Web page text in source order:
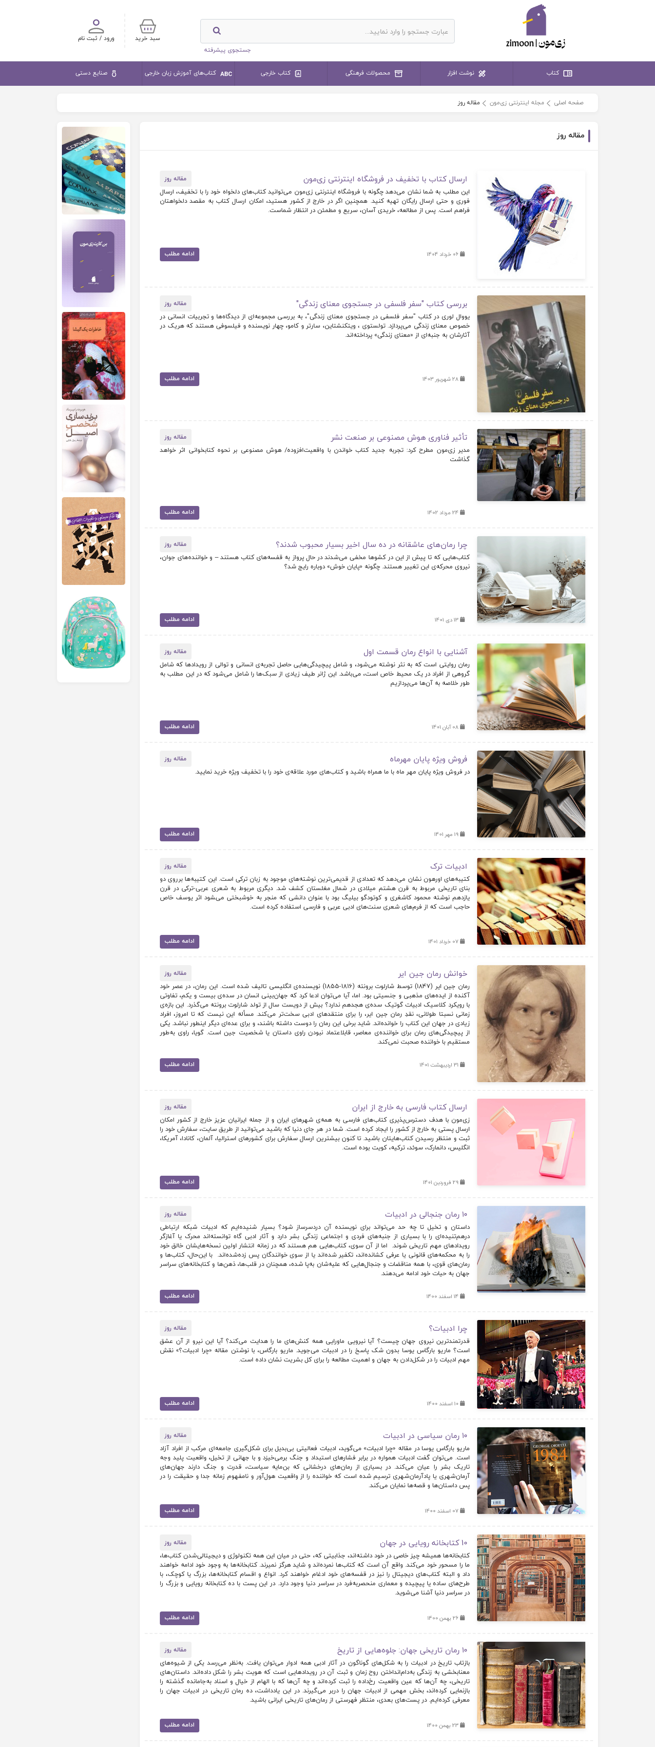
جستجوی پیشرفته
ورود / ثبت نام سبد خرید
کتاب نوشت افزار محصولات فرهنگی کتاب خارجی کتاب‌های آموزش زبان خارجی صنایع دستی
صفحه اصلی مجله اینترنتی زی‌مون مقاله روز
مقاله روز
ارسال کتاب با تخفیف در فروشگاه اینترنتی زی‌مون مقاله روز
این مطلب به شما نشان می‌دهد چگونه با فروشگاه اینترنتی زی‌مون می‌توانید کتاب‌های دلخواه خود را با تخفیف، ارسال
فوری و حتی ارسال رایگان تهیه کنید. همچنین اگر در خارج از کشور هستید، امکان ارسال کتاب به مقصد دلخواهتان
فراهم است. پس از مطالعه، خریدی آسان، سریع و مطمئن در انتظار شماست.
06 خرداد 1404 ادامه مطلب
بررسی کتاب "سفر فلسفی در جستجوی معنای زندگی" مقاله روز
یووال لوری در کتاب "سفر فلسفی در جستجوی معنای زندگی"، به بررسی مجموعه‌ای از دیدگاه‌ها و تجربیات انسانی در
خصوص معنای زندگی می‌پردازد. تولستوی ، ویتکنشتاین، سارتر و کامو، چهار نویسنده و فیلسوفی هستند که هریک در
آثارشان به جنبه‌ای از «معنای زندگی» پرداخته‌اند.
28 شهریور 1403 ادامه مطلب
تأثیر فناوری هوش مصنوعی بر صنعت نشر مقاله روز
مدیر زی‌مون مطرح کرد: تجربه جدید کتاب خواندن با واقعیت‌افزوده/ هوش مصنوعی بر نحوه کتابخوانی اثر خواهد
گذاشت
24 مرداد 1402 ادامه مطلب
چرا رمان‌­های عاشقانه در ده سال اخیر بسیار محبوب شدند؟ مقاله روز
کتاب­‌هایی که تا پیش از این در کشوها مخفی می­‌شدند در حال پرواز به قفسه­‌های کتاب هستند – و خواننده‌­های جوان،
نیروی محرکه‌­ی این تغییر هستند. چگونه «پایان خوش» دوباره رایج شد؟
13 دی 1401 ادامه مطلب
آشنایی با انواع رمان قسمت اول مقاله روز
رمان روایتی است که به نثر نوشته می‌شود، و شامل پیچیدگی‌هایی حاصل تجربه‌ی انسانی و توالی از رویدادها که شامل
گروهی از افراد در یک محیط خاص است، می‌باشد. این ژانر طیف زیادی از سبک‌ها را شامل می‌شود که در این مطلب به
طور خلاصه به آن‌ها می‌پردازیم
08 آبان 1401 ادامه مطلب
فروش ویژه پایان مهرماه مقاله روز
در فروش ویژه پایان مهر ماه با ما همراه باشید و کتاب‌های مورد علاقه‌ی خود را با تخفیف ویژه خرید نمایید.
19 مهر 1401 ادامه مطلب
ادبیات ترک مقاله روز
کتیبه‌های اورهون نشان می‌دهد که تعدادی از قدیمی‌ترین نوشته‌های موجود به زبان ترکی است. این کتیبه‌ها برروی دو
بنای تاریخی مربوط به قرن هشتم میلادی در شمال مغلستان کشف شد. دیگری مربوط به شعری عربی-ترکی در قرن
یازدهم نوشته محمود کاشغری و کوتودگو بیلیگ بود با عنوان دانشی که منجر به خوشبختی می‌‍شود اثر یوسف خاص
حاجب است که از فرم‌های شعری سنت‌های ادبی عربی و فارسی استفاده کرده است.
07 خرداد 1401 ادامه مطلب
خوانش رمان­ جین ایر مقاله روز
رمان جین ایر (1847) توسط شارلوت برونته (1816-1855) نویسنده‌­ی انگلیسی تالیف شده است. این رمان، در عصر خود
آکنده از ایده­‌های مذهبی و جنسیتی بود. اما، آیا می­‌توان ادعا کرد که جهان‌­بینی انسان در سده‌­ی بیست و یکم، تفاوتی
با رویکرد کلاسیک ادبیات گوتیک سده­‌ی هجدهم ندارد؟ بیش از دویست سال از تولد شارلوت برونته می­‌گذرد. این بازه‌­ی
زمانی نسبتا طولانی، نقدِ رمان جین ایر، را برای منتقدهای ادبی سخت‌­تر می‌­کند. مسأله این نیست که تا امروز، افراد
زیادی در جهان این کتاب را خوانده‌­اند. شاید برخی این رمان را دوست داشته باشند، و برای عده‌­ای دیگر این­طور نباشد. یکی
از پیچیدگی‌­های رمان برای خواننده­‌ی­ معاصر، قابل­اعتماد نبودن راوی داستان یا شخصیت جین است. گویا، راوی به‌­طور
مستقیم با خواننده صحبت نمی‌­کند.
31 اردیبهشت 1401 ادامه مطلب
ارسال کتاب فارسی به خارج از ایران مقاله روز
زی‌مون با هدف دسترس‌پذیری کتاب‌های فارسی به همه‌ی شهرهای ایران و از جمله ایرانیان عزیز خارج از کشور امکان
ارسال پستی به خارج از کشور را ایجاد کرده است. شما در هر جای دنیا که باشید می‌توانید از طریق سایت، سفارش خود را
ثبت و منتظر رسیدن کتاب‌هایتان باشید. تا کنون بیشترین ارسال سفارش برای کشورهای استرالیا، آلمان، کانادا، آمریکا،
انگلیس، دانمارک، سوئد، ترکیه، کویت بوده است.
29 فروردین 1401 ادامه مطلب
۱۰ رمان جنجالی در ادبیات مقاله روز
داستان و تخیل تا چه حد می‌تواند برای نویسنده آن دردسرساز شود؟ بسیار شنیده‌ایم که ادبیات شبکه ارتباطی
درهم‌تنیده‌ای را با بسیاری از جنبه‌های فردی و اجتماعی زندگی بشر دارد و آثار ادبی گاه توانسته‌اند محرک یا آغازگر
رویدادهای مهم تاریخی شوند. اما از آن سوی، کتاب‌هایی هم هستند که در زمانه انتشار اولین نسخه‌هایشان خالق خود
را به محکمه‌های قانونی یا عرفی کشانده‌اند، تکفیر شده‌اند یا از سوی خوانندگان پس زده‌شده‌اند. با این‌حال، کتاب‌ها و
رمان‌های قوی، با همه مناقضات و جنجال‌هایی که علیه‌شان به‌پا شده، همچنان در قلب‌ها، ذهن‌ها و کتابخانه‌های سراسر
جهان به حیات خود ادامه می‌دهند.
14 اسفند 1400 ادامه مطلب
چرا ادبیات؟ مقاله روز
قدرتمندترین نیروی جهان چیست؟ آیا نیرویی ماورایی همه کنش‌های ما را هدایت می‌کند؟ آیا این نیرو از آن عشق
است؟ ماریو بارگاس یوسا بدون شک پاسخ را در ادبیات می‌جوید. ماریو بارگاس، با نوشتن مقاله «چرا ادبیات؟» نقش
مهم ادبیات را در شکل‌دادن به جهان و اهمیت مطالعه را برای کل بشریت نشان داده است.
10 اسفند 1400 ادامه مطلب
۱۰ رمان سیاسی در ادبیات مقاله روز
ماریو بارگاس یوسا در مقاله «چرا ادبیات» می‌گوید، ادبیات فعالیتی بی‌بدیل برای شکل‌گیری جامعه‌ای مرکب از افراد آزاد
است. می‌توان گفت ادبیات همواره در برابر فشارهای استبداد و جنگ برمی‌خیزد و با جهانی از تخیل، واقعیت پلید وجه
تاریک بشر را عیان می‌کند. در بسیاری از رمان‌های درخشانی که بن‌مایه سیاست، قدرت و جنگ دارند جهان‌های
آرمان‌شهری یا پادآرمان‌شهری ترسیم شده است که خواننده را از واقعیت هول‌آور و نامفهوم زمانه جدا و حقیقت را در
پس داستان‌ها و قصه‌ها نمایان می‌کند.
07 اسفند 1400 ادامه مطلب
10 کتابخانه‌ رویایی در جهان مقاله روز
کتابخانه‌ها همیشه چیز خاصی در خود داشته‌اند، جذابیتی که، حتی در میان این همه تکنولوژی و دیجیتالی‌شدن کتاب‌ها،
ما را مسحور خود می‌کند. واقع آن است که کتاب‌ها نمرده‌اند و شاید هرگز نمیرند. کتابخانه‌ها به وجود خود ادامه خواهند
داد و البته کتاب‌های دیجیتال را نیز در قفسه‌های خود ادغام خواهند کرد. انواع و اقسام کتابخانه‌ها، بزرگ یا کوچک، با
طرح‌های ساده یا پیچیده و معماری منحصر‌به‌فرد در سراسر دنیا وجود دارد. در این پست با ده کتابخانه رویایی و بزرگ را
در سراسر دنیا آشنا می‌شوید.
26 بهمن 1400 ادامه مطلب
۱۰ رمان‌ تاریخی جهان: جلوه‌هایی از تاریخ مقاله روز
بازتاب تاریخ در ادبیات را به شکل‌های گوناگون در آثار ادبی همه ادوار می‌توان یافت. به‌نظر می‌رسد یکی از شیوه‌های
معنابخشی به زندگی به‌دام‌انداختن روح زمان و ثبت آن در رویدادهایی است که هویت بشر را شکل داده‌اند. داستان‌های
تاریخی، چه آن‌ها که عین واقعیت رخ‌داده را ثبت کرده‌اند و چه آن‌ها که با الهام از خیال و اسناد به‌جامانده گذشته‌ را
بازنمایی کرده‌اند، بخش مهمی از ادبیات جهان را دربر می‌گیرند. در این یادداشت، ده رمان تاریخی در ادبیات جهان را
معرفی کرده‌ایم. در پست‌های بعدی،‌ منتظر فهرستی از رمان‌های تاریخی ایرانی باشید.
23 بهمن 1400 ادامه مطلب